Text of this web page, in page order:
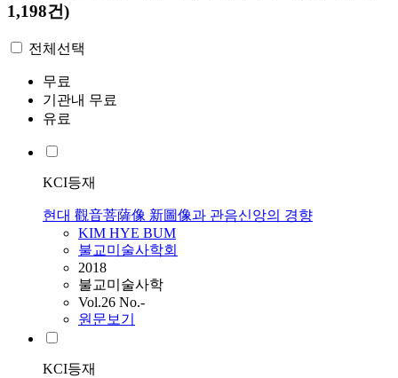
1,198건)
전체선택
무료
기관내 무료
유료
KCI등재
현대 觀音菩薩像 新圖像과 관음신앙의 경향
KIM HYE BUM
불교미술사학회
2018
불교미술사학
Vol.26 No.-
원문보기
KCI등재